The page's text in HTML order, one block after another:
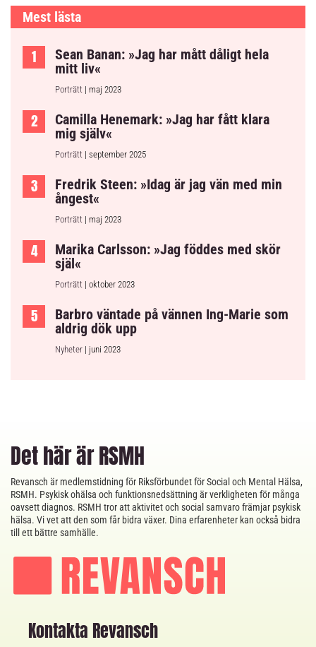
Mest lästa
Sean Banan: »Jag har mått dåligt hela
mitt liv«
Porträtt | maj 2023
Camilla Henemark: »Jag har fått klara
mig själv«
Porträtt | september 2025
Fredrik Steen: »Idag är jag vän med min
ångest«
Porträtt | maj 2023
Marika Carlsson: »Jag föddes med skör
själ«
Porträtt | oktober 2023
Barbro väntade på vännen Ing-Marie som
aldrig dök upp
Nyheter | juni 2023
Det här är RSMH
Revansch är medlemstidning för Riksförbundet för Social och Mental Hälsa,
RSMH. Psykisk ohälsa och funktionsnedsättning är verkligheten för många
oavsett diagnos. RSMH tror att aktivitet och social samvaro främjar psykisk
hälsa. Vi vet att den som får bidra växer. Dina erfarenheter kan också bidra
till ett bättre samhälle.
Kontakta Revansch